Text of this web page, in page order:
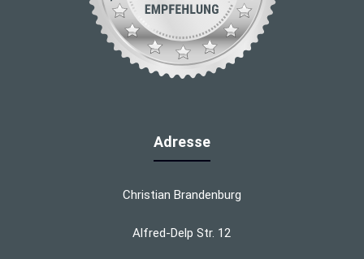
Adresse
Christian Brandenburg
Alfred-Delp Str. 12